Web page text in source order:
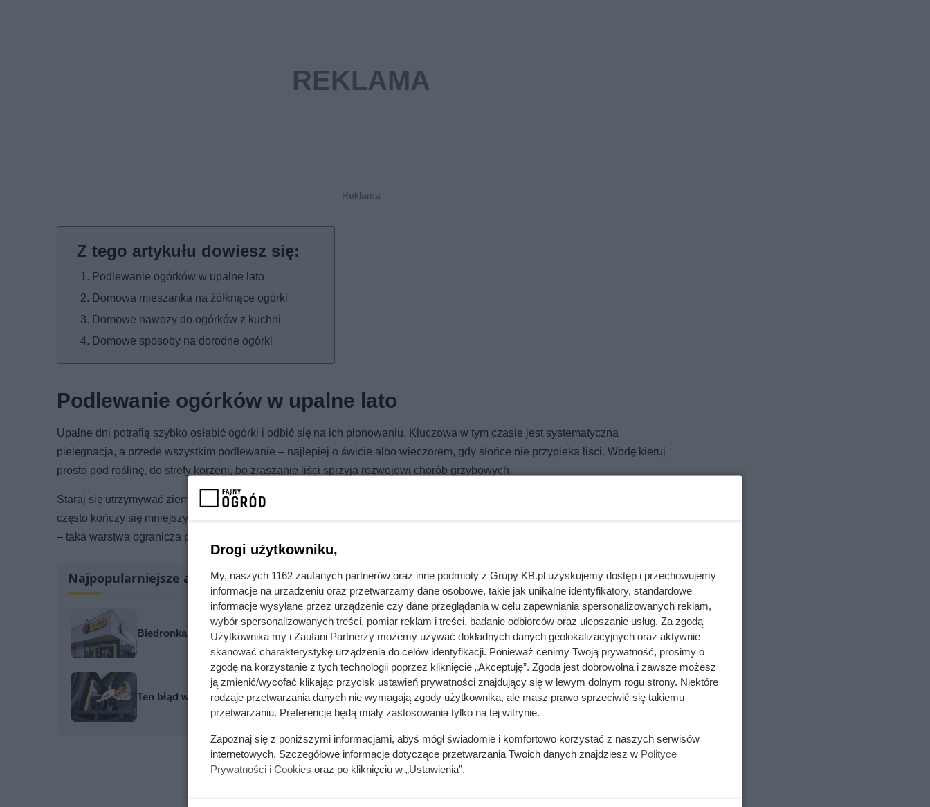
Podlewanie ogórków w upalne lato
Domowa mieszanka na żółknące ogórki
Domowe nawozy do ogórków z kuchni
Domowe sposoby na dorodne ogórki
Podlewanie ogórków w upalne lato
Upalne dni potrafią szybko osłabić ogórki i odbić się na ich plonowaniu. Kluczowa w tym czasie jest systematyczna
pielęgnacja, a przede wszystkim podlewanie – najlepiej o świcie albo wieczorem, gdy słońce nie przypieka liści. Wodę kieruj
prosto pod roślinę, do strefy korzeni, bo zraszanie liści sprzyja rozwojowi chorób grzybowych.
Staraj się utrzymywać ziemię wokół ogórków równomiernie lekko wilgotną, ale bez zastoin wody. Przesuszenie podłoża
często kończy się mniejszymi, bardziej gorzkimi owocami. Świetnie sprawdza się też ściółkowanie słomą lub skoszoną trawą
– taka warstwa ogranicza parowanie, stabilizuje wilgotność i pomaga chronić korzenie przed przegrzaniem w czasie upałów.
Najpopularniejsze artykuły
Biedronka odpala mega zniżki: drugi ser żółty za 1 zł! Lepiej się pospiesz!
Ten błąd w czyszczeniu pieca na pellet drenuje portfel i grozi awarią
Drogi użytkowniku,
My, naszych 1162 zaufanych partnerów oraz inne podmioty z Grupy KB.pl uzyskujemy dostęp i przechowujemy
informacje na urządzeniu oraz przetwarzamy dane osobowe, takie jak unikalne identyfikatory, standardowe
informacje wysyłane przez urządzenie czy dane przeglądania w celu zapewniania spersonalizowanych reklam,
wybór spersonalizowanych treści, pomiar reklam i treści, badanie odbiorców oraz ulepszanie usług. Za zgodą
Użytkownika my i Zaufani Partnerzy możemy używać dokładnych danych geolokalizacyjnych oraz aktywnie
skanować charakterystykę urządzenia do celów identyfikacji. Ponieważ cenimy Twoją prywatność, prosimy o
zgodę na korzystanie z tych technologii poprzez kliknięcie „Akceptuję”. Zgoda jest dobrowolna i zawsze możesz
ją zmienić/wycofać klikając przycisk ustawień prywatności znajdujący się w lewym dolnym rogu strony. Niektóre
rodzaje przetwarzania danych nie wymagają zgody użytkownika, ale masz prawo sprzeciwić się takiemu
przetwarzaniu. Preferencje będą miały zastosowania tylko na tej witrynie.
Zapoznaj się z poniższymi informacjami, abyś mógł świadomie i komfortowo korzystać z naszych serwisów
internetowych. Szczegółowe informacje dotyczące przetwarzania Twoich danych znajdziesz w Polityce
Prywatności i Cookies oraz po kliknięciu w „Ustawienia”.